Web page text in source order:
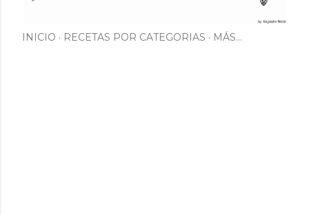
INICIO RECETAS POR CATEGORIAS MÁS…